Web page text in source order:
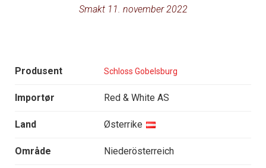
Smakt 11. november 2022
Produsent Schloss Gobelsburg
Importør Red & White AS
Land Østerrike
Område Niederösterreich